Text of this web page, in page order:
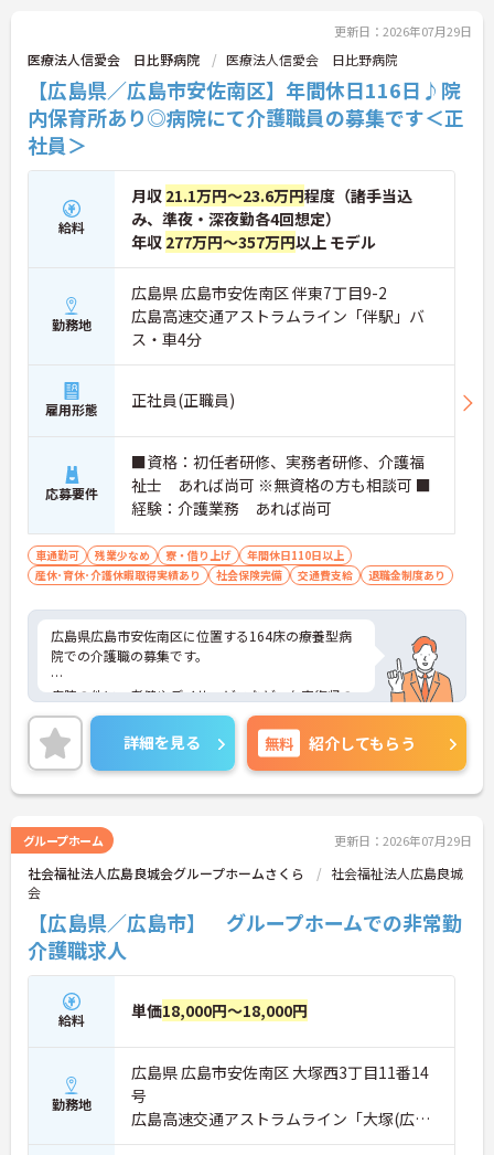
更新日：2026年07月29日
医療法人信愛会 日比野病院 医療法人信愛会 日比野病院
【広島県／広島市安佐南区】年間休日116日♪院
内保育所あり◎病院にて介護職員の募集です＜正
社員＞
給料
月収 21.1万円～23.6万円程度（諸手当込
み、準夜・深夜勤各4回想定）
年収 277万円～357万円以上 モデル
勤務地
広島県 広島市安佐南区 伴東7丁目9-2
広島高速交通アストラムライン「伴駅」バ
ス・車4分
雇用形態 正社員(正職員)
応募要件
■資格：初任者研修、実務者研修、介護福
祉士 あれば尚可 ※無資格の方も相談可 ■
経験：介護業務 あれば尚可
車通勤可 残業少なめ 寮・借り上げ
年間休日110日以上
産休･育休･介護休暇取得実績あり
社会保険完備 交通費支給 退職金制度あり
広島県広島市安佐南区に位置する164床の療養型病
院での介護職の募集です。
病院の他に、老健やデイサービスなど、在宅復帰の
サポートを法人全体で行っております。
また、院内保育所が完備されているため、子育て世
代の方でも働きやすい環境です。
詳細をお話いたしますので、お気軽にご相談くださ
い。
詳細を見る 無料 紹介してもらう
グループホーム 更新日：2026年07月29日
社会福祉法人広島良城会グループホームさくら
社会福祉法人広島良城
会
【広島県／広島市】 グループホームでの非常勤
介護職求人
給料 単価18,000円～18,000円
勤務地
広島県 広島市安佐南区 大塚西3丁目11番14
号
広島高速交通アストラムライン「大塚(広島)
駅」徒歩6分